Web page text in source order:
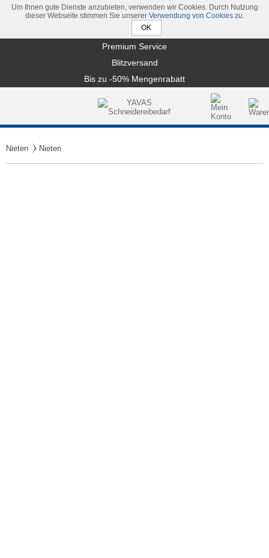
Um Ihnen gute Dienste anzubieten, verwenden wir Cookies. Durch Nutzung
dieser Webseite stimmen Sie unserer Verwendung von Cookieszu.
Premium Service
Blitzversand
Bis zu -50% Mengenrabatt
Nieten Nieten